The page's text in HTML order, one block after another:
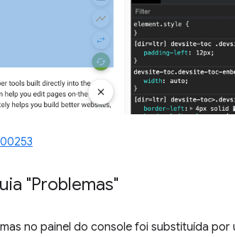
"Problemas"
no painel do console foi substituída por